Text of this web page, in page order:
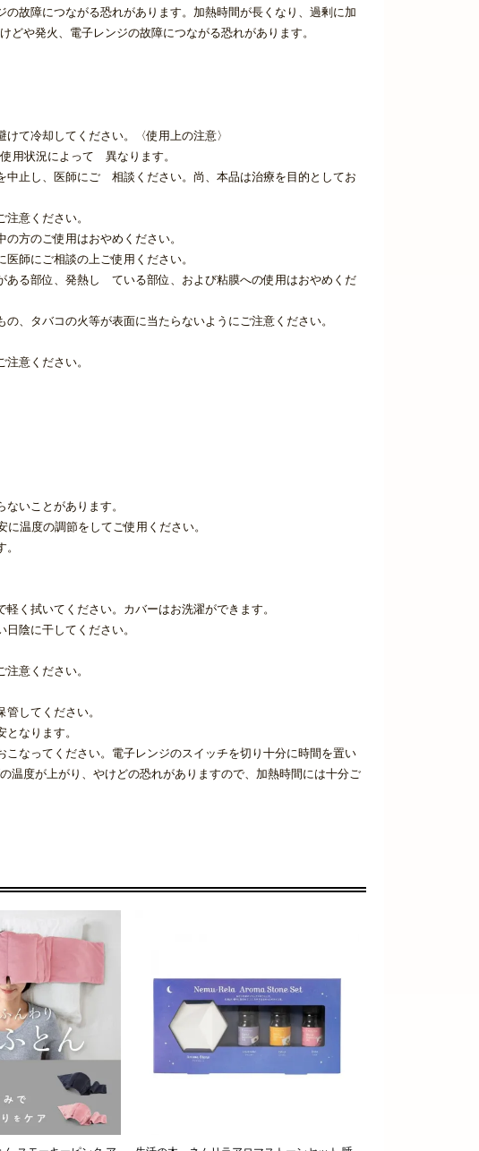
故障につながる恐れがあります。加熱時間が長くなり、過剰に加
や発火、電子レンジの故障につながる恐れがあります。
て冷却してください。〈使用上の注意〉
用状況によって 異なります。
中止し、医師にご 相談ください。尚、本品は治療を目的としてお
意ください。
方のご使用はおやめください。
師にご相談の上ご使用ください。
ある部位、発熱し ている部位、および粘膜への使用はおやめくだ
、タバコの火等が表面に当たらないようにご注意ください。
意ください。
いことがあります。
温度の調節をしてご使用ください。
く拭いてください。カバーはお洗濯ができます。
陰に干してください。
意ください。
してください。
なります。
なってください。電子レンジのスイッチを切り十分に時間を置い
温度が上がり、やけどの恐れがありますので、加熱時間には十分ご